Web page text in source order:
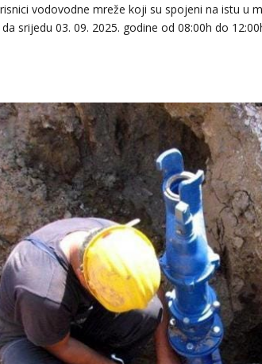
vodovodne mreže koji su spojeni na istu u
srijedu 03. 09. 2025. godine od 08:00h do